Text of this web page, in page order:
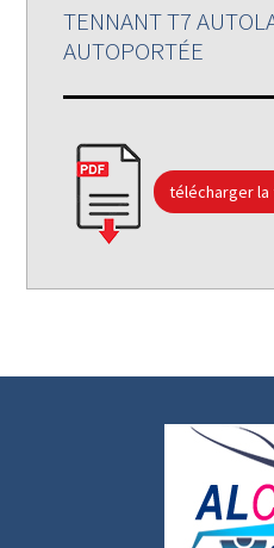
TENNANT T7
AUTOPORTÉE
télécharger la